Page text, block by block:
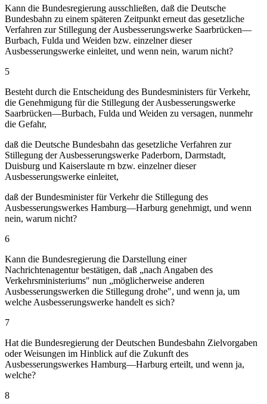
Kann die Bundesregierung ausschließen, daß die Deutsche
Bundesbahn zu einem späteren Zeitpunkt erneut das gesetzliche
Verfahren zur Stillegung der Ausbesserungswerke Saarbrücken—
Burbach, Fulda und Weiden bzw. einzelner dieser
Ausbesserungswerke einleitet, und wenn nein, warum nicht?
5
Besteht durch die Entscheidung des Bundesministers für Verkehr,
die Genehmigung für die Stillegung der Ausbesserungswerke
Saarbrücken—Burbach, Fulda und Weiden zu versagen, nunmehr
die Gefahr,
daß die Deutsche Bundesbahn das gesetzliche Verfahren zur
Stillegung der Ausbesserungswerke Paderborn, Darmstadt,
Duisburg und Kaiserslaute rn bzw. einzelner dieser
Ausbesserungswerke einleitet,
daß der Bundesminister für Verkehr die Stillegung des
Ausbesserungswerkes Hamburg—Harburg genehmigt, und wenn
nein, warum nicht?
6
Kann die Bundesregierung die Darstellung einer
Nachrichtenagentur bestätigen, daß „nach Angaben des
Verkehrsministeriums" nun „möglicherweise anderen
Ausbesserungswerken die Stillegung drohe", und wenn ja, um
welche Ausbesserungswerke handelt es sich?
7
Hat die Bundesregierung der Deutschen Bundesbahn Zielvorgaben
oder Weisungen im Hinblick auf die Zukunft des
Ausbesserungswerkes Hamburg—Harburg erteilt, und wenn ja,
welche?
8